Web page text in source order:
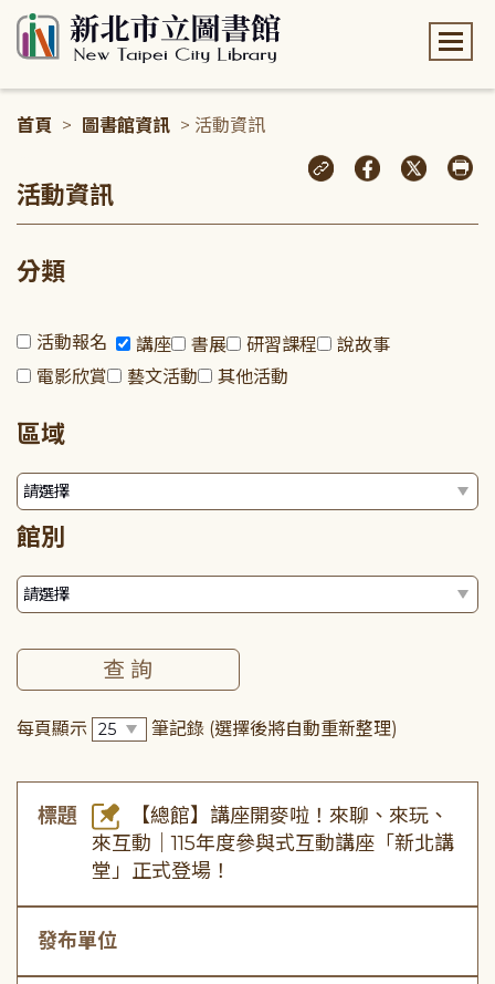
首頁 > 圖書館資訊 > 活動資訊
活動資訊
分類
活動報名 講座 書展 研習課程
說故事
電影欣賞
藝文活動 其他活動
區域
館別
每頁顯示 筆記錄 (選擇後將自動重新整理)
標題
【總館】講座開麥啦！來聊、來玩、
來互動｜115年度參與式互動講座「新北講
堂」正式登場！
發布單位